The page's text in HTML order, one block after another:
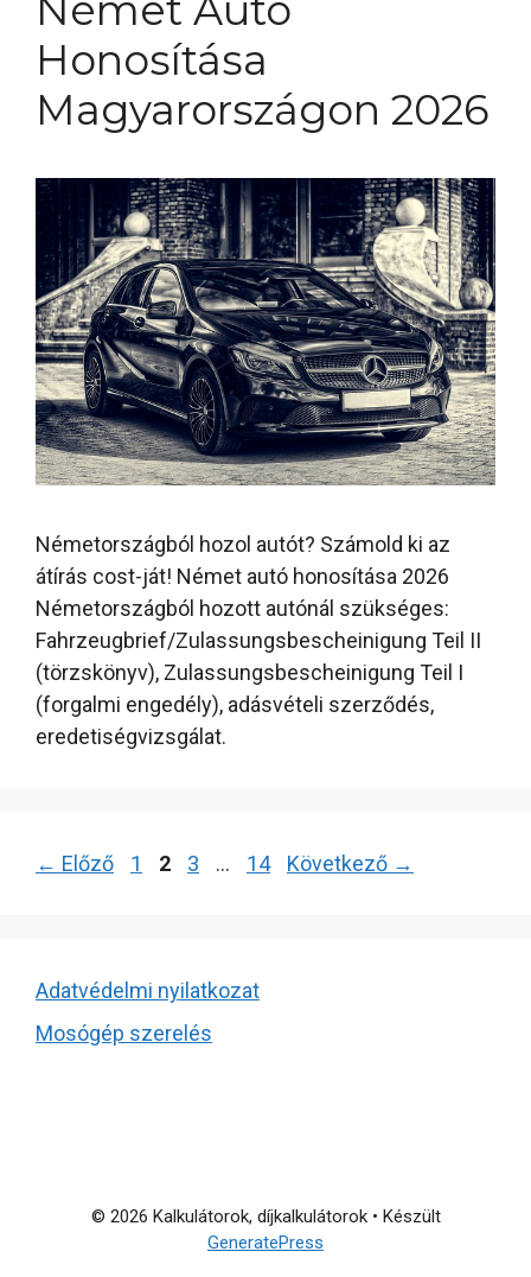
Honosítása
Magyarországon 2026
Németországból hozol autót? Számold ki az
átírás cost-ját! Német autó honosítása 2026
Németországból hozott autónál szükséges:
Fahrzeugbrief/Zulassungsbescheinigung Teil II
(törzskönyv), Zulassungsbescheinigung Teil I
(forgalmi engedély), adásvételi szerződés,
eredetiségvizsgálat.
← Előző Oldal
1 Oldal
2 Oldal
3 … Oldal
14 Következő →
Adatvédelmi nyilatkozat
Mosógép szerelés
© 2026 Kalkulátorok, díjkalkulátorok• Készült
GeneratePress